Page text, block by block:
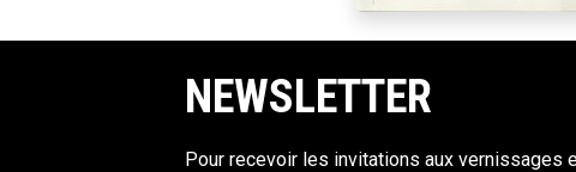
NEWSLETTER
Pour recevoir les invitations aux vernissages